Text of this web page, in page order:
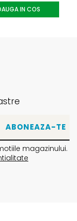
IN COS
magazinului.